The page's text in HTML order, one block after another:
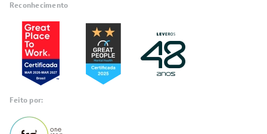
Reconhecimento
Feito por: